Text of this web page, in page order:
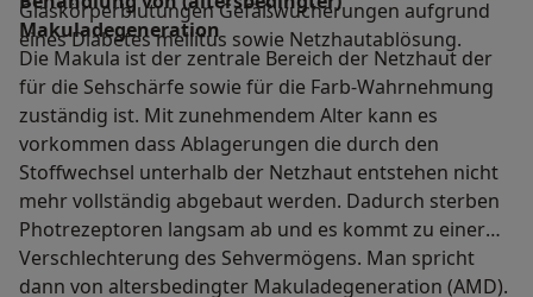
Glaskörperblutungen Gefäßwucherungen aufgrund
eines Diabetes mellitus sowie Netzhautablösung.
Makuladegeneration
Die Makula ist der zentrale Bereich der Netzhaut der
für die Sehschärfe sowie für die Farb-Wahrnehmung
zuständig ist. Mit zunehmendem Alter kann es
vorkommen dass Ablagerungen die durch den
Stoffwechsel unterhalb der Netzhaut entstehen nicht
mehr vollständig abgebaut werden. Dadurch sterben
Photrezeptoren langsam ab und es kommt zu einer
Verschlechterung des Sehvermögens. Man spricht
dann von altersbedingter Makuladegeneration (AMD).